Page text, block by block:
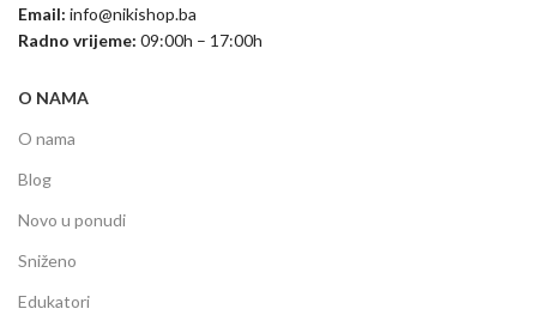
Email: info@nikishop.ba
Radno vrijeme: 09:00h – 17:00h
O NAMA
O nama
Blog
Novo u ponudi
Sniženo
Edukatori